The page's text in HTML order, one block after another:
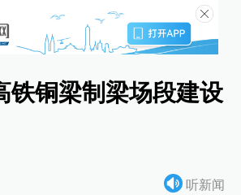
铁铜梁制梁场段建设
听新闻